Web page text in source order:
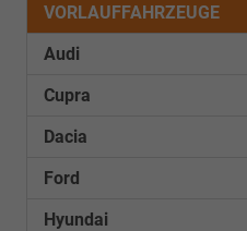
VORLAUFFAHRZEUGE
Audi
Cupra
Dacia
Ford
Hyundai